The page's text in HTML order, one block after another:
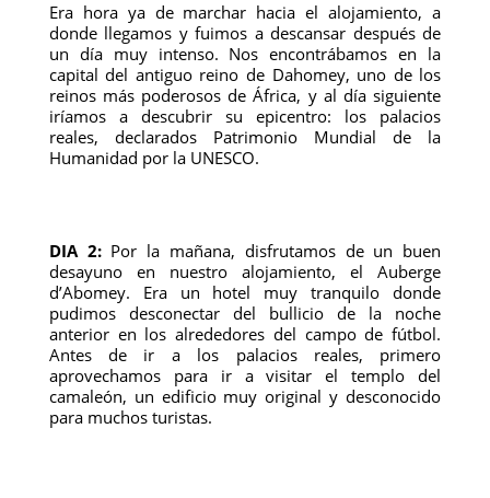
Era hora ya de marchar hacia el alojamiento, a
donde llegamos y fuimos a descansar después de
un día muy intenso. Nos encontrábamos en la
capital del antiguo reino de Dahomey, uno de los
reinos más poderosos de África, y al día siguiente
iríamos a descubrir su epicentro: los palacios
reales, declarados Patrimonio Mundial de la
Humanidad por la UNESCO.
DIA 2:Por la mañana, disfrutamos de un buen
desayuno en nuestro alojamiento, el Auberge
d’Abomey. Era un hotel muy tranquilo donde
pudimos desconectar del bullicio de la noche
anterior en los alrededores del campo de fútbol.
Antes de ir a los palacios reales, primero
aprovechamos para ir a visitar el templo del
camaleón, un edificio muy original y desconocido
para muchos turistas.